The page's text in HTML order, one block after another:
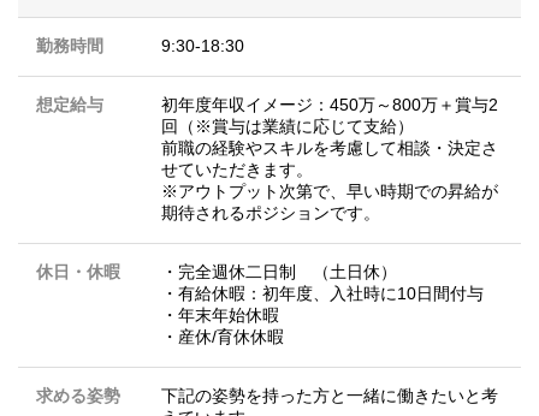
勤務時間 9:30-18:30
想定給与
初年度年収イメージ：450万～800万＋賞与2
回（※賞与は業績に応じて支給）
前職の経験やスキルを考慮して相談・決定さ
せていただきます。
※アウトプット次第で、早い時期での昇給が
期待されるポジションです。
休日・休暇
・完全週休二日制 （土日休）
・有給休暇：初年度、入社時に10日間付与
・年末年始休暇
・産休/育休休暇
求める姿勢
下記の姿勢を持った方と一緒に働きたいと考